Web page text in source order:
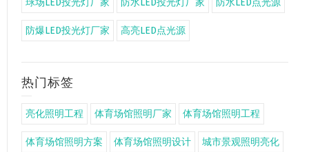
球场LED投光灯厂家 防水LED投光灯厂家 防水LED点光源
防爆LED投光灯厂家 高亮LED点光源
热门标签
亮化照明工程 体育场馆照明厂家 体育场馆照明工程
体育场馆照明方案 体育场馆照明设计 城市景观照明亮化